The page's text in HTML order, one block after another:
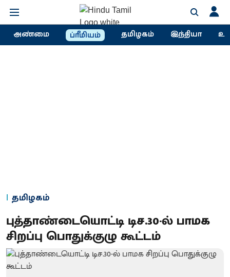
அண்மை ப்ரீமியம் தமிழகம் இந்தியா
தமிழகம்
புத்தாண்டையொட்டி டிச.30-ல் பாமக
சிறப்பு பொதுக்குழு கூட்டம்